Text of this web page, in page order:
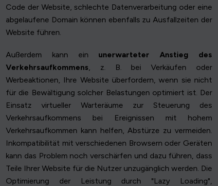
Code der Website, schlechte Datenverarbeitung oder eine
abgelaufene Domain können ebenfalls zu Ausfallzeiten der
Website führen.
Außerdem kann ein unerwarteter Anstieg des
Verkehrsaufkommens, z. B. bei Verkäufen oder
Werbeaktionen, Ihre Website überfordern, wenn sie nicht
für die Bewältigung solcher Belastungen optimiert ist. Der
Einsatz virtueller Warteräume zur Steuerung des
Verkehrsaufkommens bei Ereignissen mit hohem
Verkehrsaufkommen kann helfen, Abstürze zu vermeiden.
Inkompatibilität mit verschiedenen Browsern oder Geräten
kann das Problem noch verschärfen und dazu führen, dass
Teile Ihrer Website für die Nutzer unzugänglich werden. Die
Optimierung der Leistung durch "Lazy Loading",